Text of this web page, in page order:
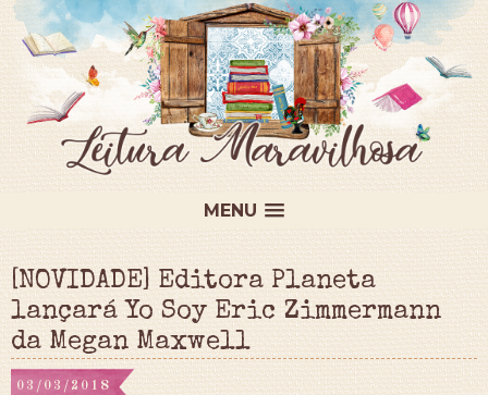
MENU
[NOVIDADE] Editora Planeta
lançará Yo Soy Eric Zimmermann
da Megan Maxwell
03/03/2018